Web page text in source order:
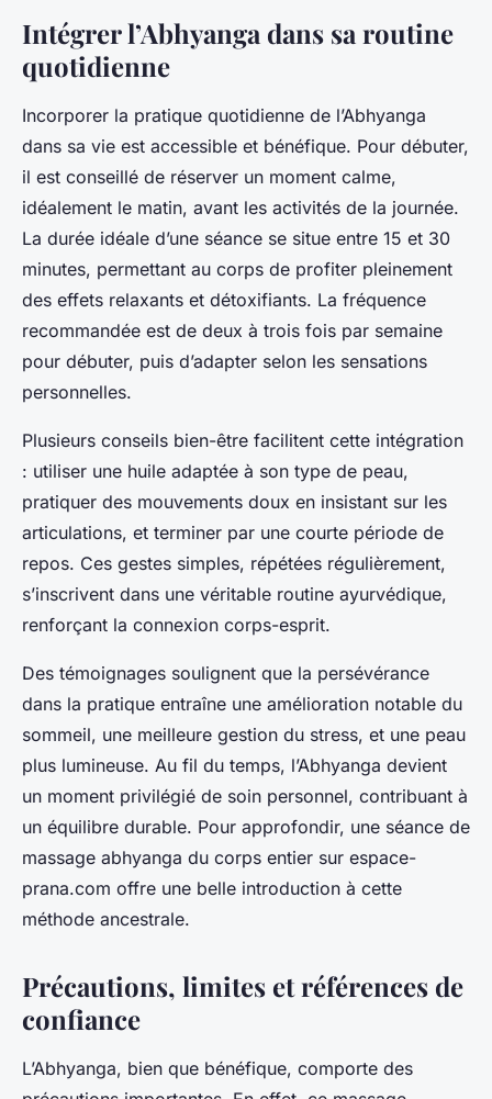
Intégrer l’Abhyanga dans sa routine
quotidienne
Incorporer la pratique quotidienne de l’Abhyanga
dans sa vie est accessible et bénéfique. Pour débuter,
il est conseillé de réserver un moment calme,
idéalement le matin, avant les activités de la journée.
La durée idéale d’une séance se situe entre 15 et 30
minutes, permettant au corps de profiter pleinement
des effets relaxants et détoxifiants. La fréquence
recommandée est de deux à trois fois par semaine
pour débuter, puis d’adapter selon les sensations
personnelles.
Plusieurs conseils bien-être facilitent cette intégration
: utiliser une huile adaptée à son type de peau,
pratiquer des mouvements doux en insistant sur les
articulations, et terminer par une courte période de
repos. Ces gestes simples, répétées régulièrement,
s’inscrivent dans une véritable routine ayurvédique,
renforçant la connexion corps-esprit.
Des témoignages soulignent que la persévérance
dans la pratique entraîne une amélioration notable du
sommeil, une meilleure gestion du stress, et une peau
plus lumineuse. Au fil du temps, l’Abhyanga devient
un moment privilégié de soin personnel, contribuant à
un équilibre durable. Pour approfondir, une séance de
massage abhyanga du corps entier sur espace-
prana.com offre une belle introduction à cette
méthode ancestrale.
Précautions, limites et références de
confiance
L’Abhyanga, bien que bénéfique, comporte des